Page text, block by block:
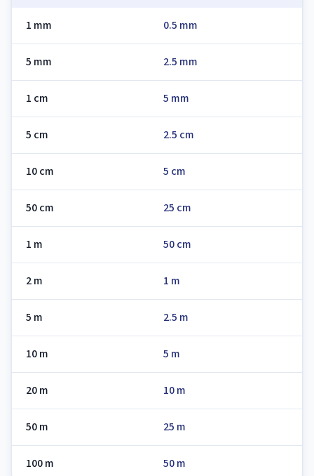
1 mm 0.5 mm
5 mm 2.5 mm
1 cm 5 mm
5 cm 2.5 cm
10 cm 5 cm
50 cm 25 cm
1 m 50 cm
2 m 1 m
5 m 2.5 m
10 m 5 m
20 m 10 m
50 m 25 m
100 m 50 m